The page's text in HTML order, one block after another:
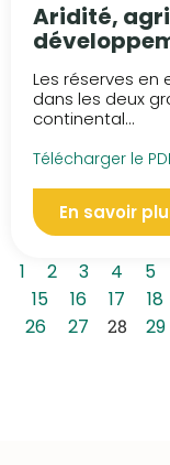
Aridité,
algériennes
Les réserves en
dans les deux
continental...
Télécharger le
En savoir
1 2 3 4 5
15
16 17 18
26
27 28 29